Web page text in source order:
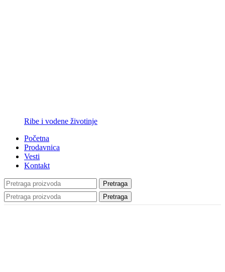
Ribe i vodene životinje
Početna
Prodavnica
Vesti
Kontakt
Pretraga
Pretraga